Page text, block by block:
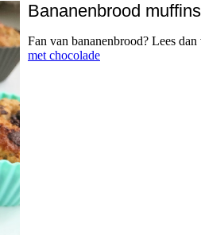
Bananenbrood
Fan van bananenbrood? Lees dan
met chocolade